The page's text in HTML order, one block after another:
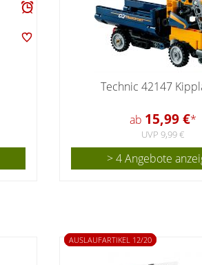
Technic 42147
ab 15,99 €*
UVP 9,99 €
> 4 Angebote
AUSLAUFARTIKEL 12/20